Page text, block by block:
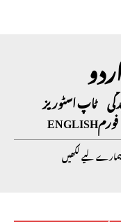
ٹاپ اسٹوریز
فورمENGLISH
ہمارے لیے لکھیں